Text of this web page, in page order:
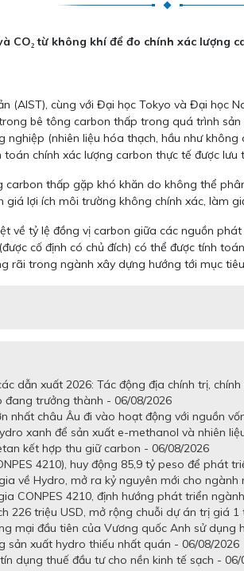
CO₂ từ không khí để đo chính xác lượng
(AIST), cùng với Đại học Tokyo và Đại
bê tông carbon thấp trong quá trình
(nhiên liệu hóa thạch, hầu như
chính xác lượng carbon thực tế được lưu
thấp gặp khó khăn do không thể
lợi ích môi trường không chính xác, làm
về tỷ lệ đồng vị carbon giữa các nguồn
cố định có chủ đích) có thể được tính
rãi trong ngành xây dựng hướng tới mục
dẫn xuất 2026: Tác động địa chính trị,
đang trưởng thành - 06/08/2026
châu Âu đi vào hoạt động với nguồn
xanh để sản xuất e-methanol và nhiên
kết hợp thu giữ carbon - 06/08/2026
4210), huy động 85,9 tỷ peso để phát
về Hydro, mở ra kỷ nguyên mới cho ngành
CONPES 4210, định hướng phát triển
226 triệu USD, mở rộng chuỗi dự án trị giá 1
mại đầu tiên của Vương quốc Anh sử dụng
xuất hydro thiếu nhất quán - 06/08/2026
dụng thuế đầu tư cho nền kinh tế sạch - 06/